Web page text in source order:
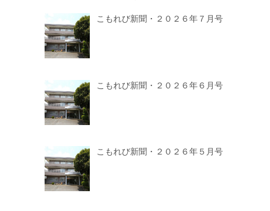
こもれび新聞・２０２６年７月号
こもれび新聞・２０２６年６月号
こもれび新聞・２０２６年５月号